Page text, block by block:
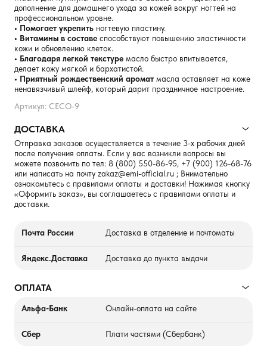
дополнение для домашнего ухода за кожей вокруг ногтей на
профессиональном уровне.
• Помогает укрепить ногтевую пластину.
• Витамины в составе способствуют повышению эластичности
кожи и обновлению клеток.
• Благодаря легкой текстуре масло быстро впитывается,
делает кожу мягкой и бархатистой.
• Приятный рождественский аромат масла оставляет на коже
ненавязчивый шлейф, который дарит праздничное настроение.
Артикул: CECO-9
ДОСТАВКА
Отправка заказов осуществляется в течение 3-х рабочих дней
после получения оплаты. Если у вас возникли вопросы вы
можете позвонить по тел: 8 (800) 550-86-95, +7 (900) 126-68-76
или написать на почту zakaz@emi-official.ru ; Внимательно
ознакомьтесь с правилами оплаты и доставки! Нажимая кнопку
«Оформить заказ», вы соглашаетесь с правилами оплаты и
доставки.
Почта России Доставка в отделение и почтоматы
Яндекс.Доставка Доставка до пункта выдачи
ОПЛАТА
Альфа-Банк Онлайн-оплата на сайте
Сбер Плати частями (Сбербанк)